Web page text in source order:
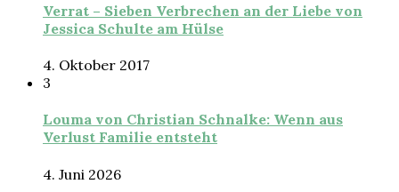
Verrat – Sieben Verbrechen an der Liebe von
Jessica Schulte am Hülse
4. Oktober 2017
3
Louma von Christian Schnalke: Wenn aus
Verlust Familie entsteht
4. Juni 2026